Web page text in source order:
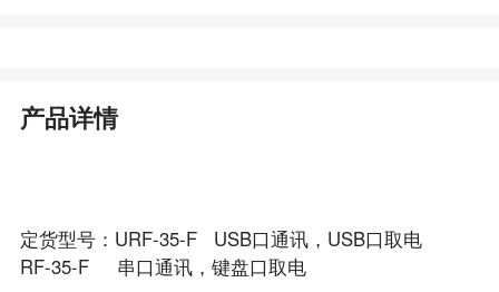
产品详情
定货型号：URF-35-F USB口通讯，USB口取电
RF-35-F 串口通讯，键盘口取电